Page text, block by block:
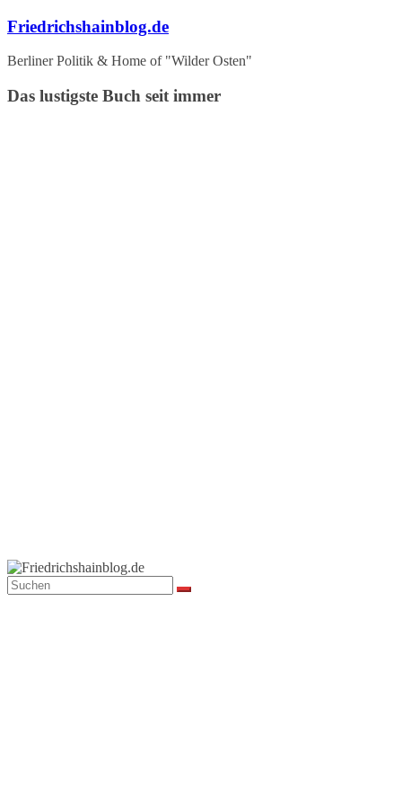
Zum
springen
Friedrichshainblog.de
Berliner Politik & Home of "Wilder Osten"
Das lustigste Buch seit immer